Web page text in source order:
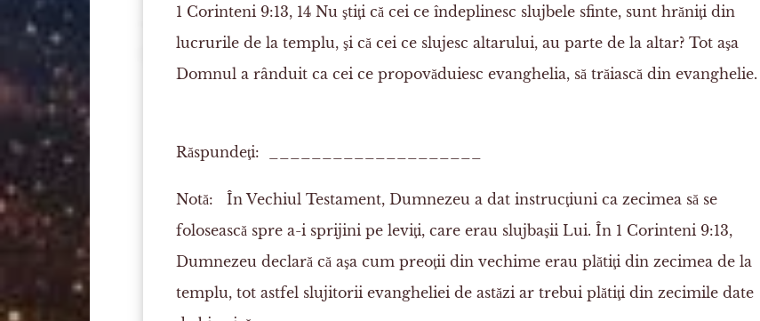
1 Corinteni 9:13, 14Nu ştiţi că cei ce îndeplinesc slujbele sfinte, sunt hrăniţidin
lucrurile de la templu, şi că cei ce slujesc altarului, au parte de la altar? Tot aşa
Domnul a rânduit ca cei ce propovăduiesc evanghelia, să trăiască din evanghelie.
Răspundeţi: ____________________
Notă: În Vechiul Testament, Dumnezeu a dat instrucţiuni ca zecimea să se
folosească spre a-i sprijini pe leviţi, care erau slujbaşii Lui. În 1 Corinteni 9:13,
Dumnezeu declară că aşa cum preoţii din vechime erau plătiţi din zecimea de la
templu, tot astfel slujitorii evangheliei de astăzi ar trebui plătiţi din zecimile date